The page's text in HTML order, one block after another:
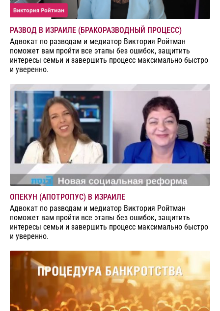
РАЗВОД В ИЗРАИЛЕ (БРАКОРАЗВОДНЫЙ ПРОЦЕСС)
Адвокат по разводам и медиатор Виктория Ройтман
поможет вам пройти все этапы без ошибок, защитить
интересы семьи и завершить процесс максимально быстро
и уверенно.
ОПЕКУН (АПОТРОПУС) В ИЗРАИЛЕ
Адвокат по разводам и медиатор Виктория Ройтман
поможет вам пройти все этапы без ошибок, защитить
интересы семьи и завершить процесс максимально быстро
и уверенно.